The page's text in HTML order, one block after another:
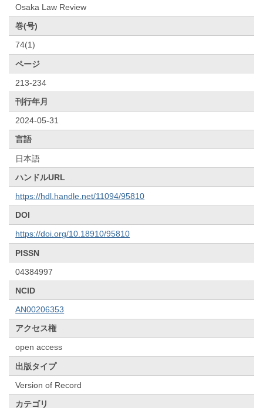
Osaka Law Review
巻(号)
74(1)
ページ
213-234
刊行年月
2024-05-31
言語
日本語
ハンドルURL
https://hdl.handle.net/11094/95810
DOI
https://doi.org/10.18910/95810
PISSN
04384997
NCID
AN00206353
アクセス権
open access
出版タイプ
Version of Record
カテゴリ